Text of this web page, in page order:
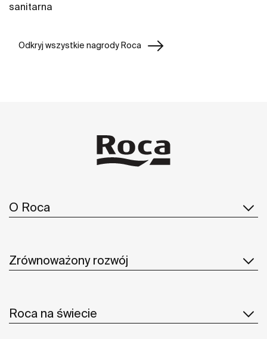
sanitarna
Odkryj wszystkie nagrody Roca
O Roca
Zrównoważony rozwój
Roca na świecie